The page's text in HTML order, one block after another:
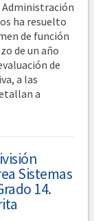
ha resuelto
de función
de un año
de
a las
a
Sistemas
14.